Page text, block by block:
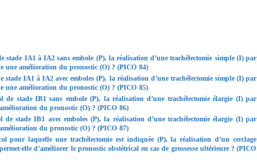
stade IA1 à IA2 sans embole (P), la réalisation d’une trachélectomie simple (I) par
une amélioration du pronostic (O) ? (PICO 84)
stade IA1 à IA2 avec emboles (P), la réalisation d’une trachélectomie simple (I) par
une amélioration du pronostic (O) ? (PICO 85)
stade IB1 sans embole (P), la réalisation d’une trachélectomie élargie (I) par
du pronostic (O) ? (PICO 86)
stade IB1 avec emboles (P), la réalisation d’une trachélectomie élargie (I) par
du pronostic (O) ? (PICO 87)
pour laquelle une trachélectomie est indiquée (P), la réalisation d’un cerclage
elle d’améliorer le pronostic obstétrical en cas de grossesse ultérieure ? (PICO